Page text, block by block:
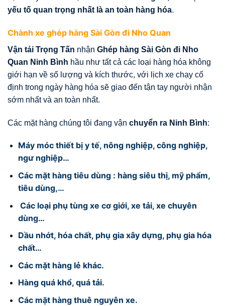
yếu tố quan trọng nhất là an toàn hàng hóa.
Chành xe ghép hàng Sài Gòn đi Nho Quan
Vận tải Trọng Tấn nhận Ghép hàng Sài Gòn đi Nho
Quan Ninh Bình hầu như tất cả các loại hàng hóa không
giới hạn về số lượng và kích thước, với lịch xe chạy cố
định trong ngày hàng hóa sẽ giao đến tận tay người nhận
sớm nhất và an toàn nhất.
Các mặt hàng chúng tôi đang vận chuyển ra Ninh Bình:
Máy móc thiết bị y tế, nông nghiệp, công nghiệp,
ngư nghiệp…
Các mặt hàng tiêu dùng : hàng siêu thị, mỹ phẩm,
tiêu dùng,…
Các loại phụ tùng xe cơ giới, xe tải, xe chuyên
dùng…
Dầu nhớt, hóa chất, phụ gia xây dựng, phụ gia hóa
chất…
Các mặt hàng lẻ khác.
Hàng quá khổ, quá tải.
Các mặt hàng thuê nguyên xe.